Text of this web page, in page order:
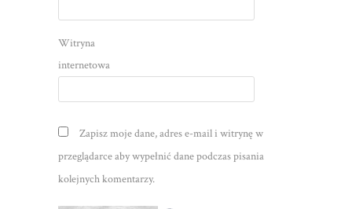
Witryna
internetowa
Zapisz moje dane, adres e-mail i witrynę w
przeglądarce aby wypełnić dane podczas pisania
kolejnych komentarzy.